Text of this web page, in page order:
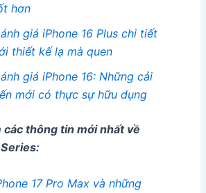
hơn
giá iPhone 16 Plus chi tiết
thiết kế lạ mà quen
giá iPhone 16: Những cải
mới có thực sự hữu dụng
các thông tin mới nhất về
17 Pro Max và những